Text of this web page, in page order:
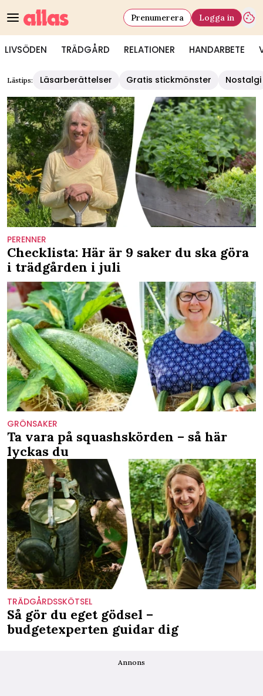
LIVSÖDEN TRÄDGÅRD RELATIONER HANDARBETE
Prenumerera Logga in
Lästips: Läsarberättelser Gratis stickmönster Nostalgi
PERENNER
Checklista: Här är 9 saker du ska göra
i trädgården i juli
GRÖNSAKER
Ta vara på squashskörden – så här
lyckas du
TRÄDGÅRDSSKÖTSEL
Så gör du eget gödsel –
budgetexperten guidar dig
Annons